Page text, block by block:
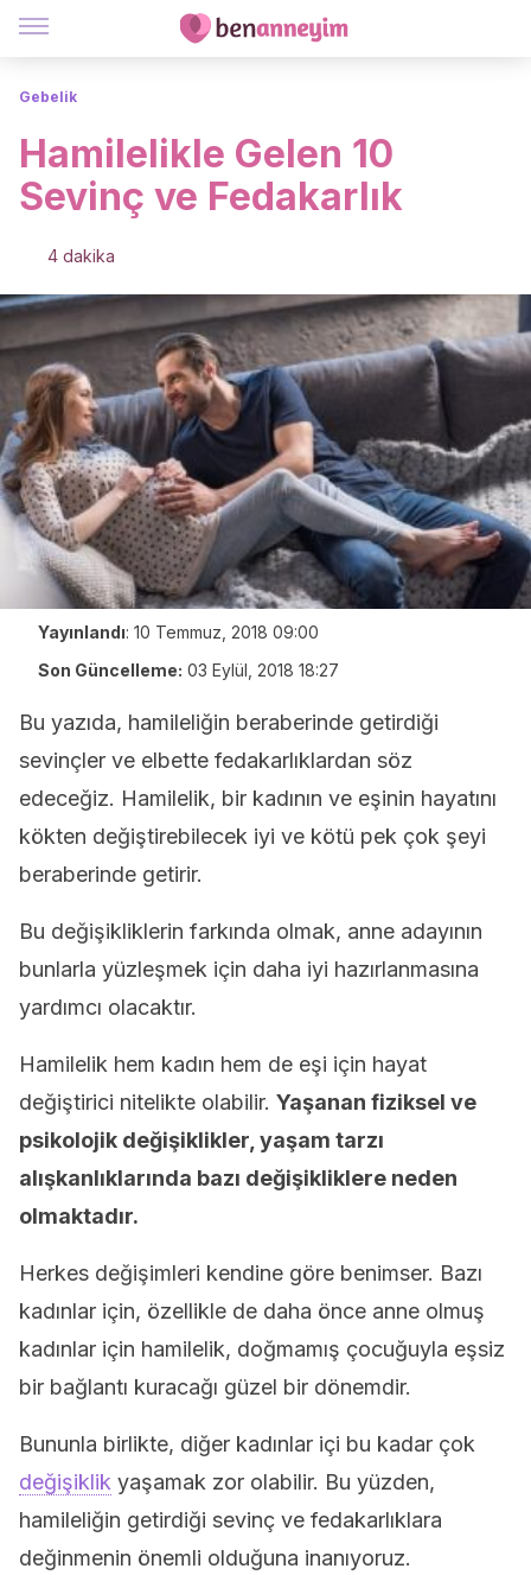
Gebelik
Hamilelikle Gelen 10
Sevinç ve Fedakarlık
4 dakika
Yayınlandı: 10 Temmuz, 2018 09:00
Son Güncelleme: 03 Eylül, 2018 18:27
Bu yazıda, hamileliğin beraberinde getirdiği
sevinçler ve elbette fedakarlıklardan söz
edeceğiz. Hamilelik, bir kadının ve eşinin hayatını
kökten değiştirebilecek iyi ve kötü pek çok şeyi
beraberinde getirir.
Bu değişikliklerin farkında olmak, anne adayının
bunlarla yüzleşmek için daha iyi hazırlanmasına
yardımcı olacaktır.
Hamilelik hem kadın hem de eşi için hayat
değiştirici nitelikte olabilir. Yaşanan fiziksel ve
psikolojik değişiklikler, yaşam tarzı
alışkanlıklarında bazı değişikliklere neden
olmaktadır.
Herkes değişimleri kendine göre benimser. Bazı
kadınlar için, özellikle de daha önce anne olmuş
kadınlar için hamilelik, doğmamış çocuğuyla eşsiz
bir bağlantı kuracağı güzel bir dönemdir.
Bununla birlikte, diğer kadınlar içi bu kadar çok
değişiklik yaşamak zor olabilir. Bu yüzden,
hamileliğin getirdiği sevinç ve fedakarlıklara
değinmenin önemli olduğuna inanıyoruz.